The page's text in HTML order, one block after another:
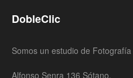
DobleClic
Somos un estudio de
Alfonso Senra 136 Sótano,